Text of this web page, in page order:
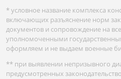
* условное название комплекса
включающих разъяснение норм
документов и сопровождение на
уполномоченными
оформляем и не выдаем военные
** при выявлении непризывного
предусмотренных